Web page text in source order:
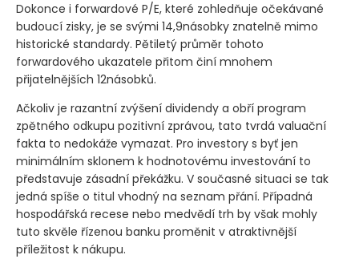
Dokonce i forwardové P/E, které zohledňuje očekávané
budoucí zisky, je se svými 14,9násobky znatelně mimo
historické standardy. Pětiletý průměr tohoto
forwardového ukazatele přitom činí mnohem
přijatelnějších 12násobků.
Ačkoliv je razantní zvýšení dividendy a obří program
zpětného odkupu pozitivní zprávou, tato tvrdá valuační
fakta to nedokáže vymazat. Pro investory s byť jen
minimálním sklonem k hodnotovému investování to
představuje zásadní překážku. V současné situaci se tak
jedná spíše o titul vhodný na seznam přání. Případná
hospodářská recese nebo medvědí trh by však mohly
tuto skvěle řízenou banku proměnit v atraktivnější
příležitost k nákupu.